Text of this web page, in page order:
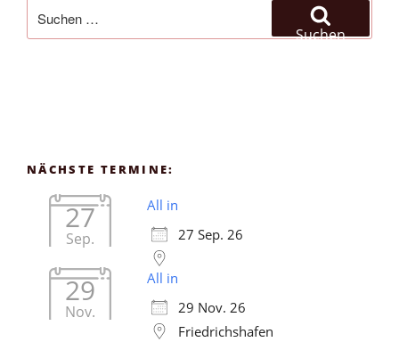
nach:
Suchen
NÄCHSTE TERMINE:
27
Sep.
All in
27 Sep. 26
29
Nov.
All in
29 Nov. 26
Friedrichshafen